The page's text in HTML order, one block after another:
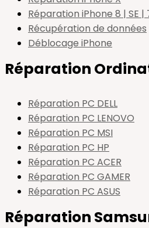
Réparation iPhone 8 | SE |
Récupération de données
Déblocage iPhone
Réparation
Réparation PC DELL
Réparation PC LENOVO
Réparation PC MSI
Réparation PC HP
Réparation PC ACER
Réparation PC GAMER
Réparation PC ASUS
Réparation